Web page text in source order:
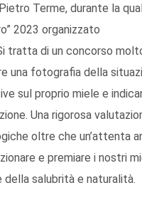
Terme, durante la
2023 organizzato
tratta di un concorso
una fotografia della
sul proprio miele e
Una rigorosa
oltre che un’attenta
e premiare i nostri
salubrità e naturalità.